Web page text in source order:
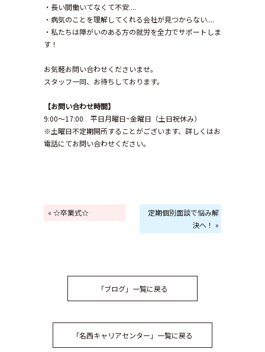
・長い間働いてなくて不安....
・病気のことを理解してくれる会社が見つからない....
・私たちは障がいのある方の就労を全力でサポートしま
す！
お気軽お問い合わせくださいませ。
スタッフ一同、お待ちしております。
【お問い合わせ時間】
9:00～17:00 平日月曜日~金曜日（土日祝休み）
※土曜日不定期開所することがございます、詳しくはお
電話にてお問い合わせください。
« ☆卒業式☆
定期個別面談で悩み解
決へ！ »
「ブログ」一覧に戻る
「名西キャリアセンター」一覧に戻る